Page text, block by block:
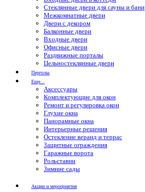
Стеклянные двери для сауны и бани
Межкомнатные двери
Двери с декором
Балконные двери
Входные двери
Офисные двери
Раздвижные порталы
Цельностеклянные двери
Перголы
Еще...
Аксессуары
Комплектующие для окон
Ремонт и регулировка окон
Глухие окна
Панорамные окна
Интерьерные решения
Остекление веранд и террас
Защитные ограждения
Гаражные ворота
Рольставни
Зимние сады
Акции и мероприятия